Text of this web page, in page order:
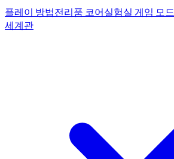
플레이 방법전리품 코어실험실 게임 모드
세계관